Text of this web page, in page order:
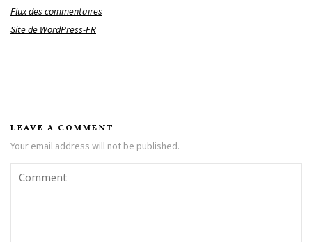
Flux des commentaires
Site de WordPress-FR
LEAVE A COMMENT
Your email address will not be published.